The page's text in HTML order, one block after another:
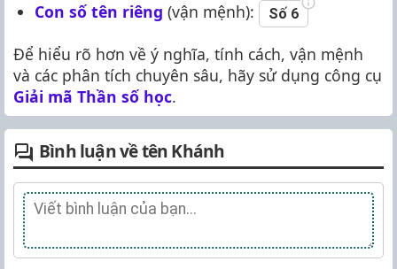
Con số tên riêng (vận mệnh): Số 6
Để hiểu rõ hơn về ý nghĩa, tính cách, vận mệnh
và các phân tích chuyên sâu, hãy sử dụng công cụ
Giải mã Thần số học.
Bình luận về tên Khánh